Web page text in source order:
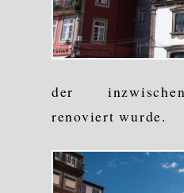
der
renoviert wurde.